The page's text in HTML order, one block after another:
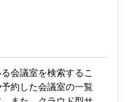
会議室を検索するこ
約した会議室の一覧